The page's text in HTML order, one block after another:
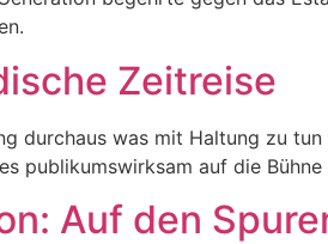
Zeitreise
durchaus was mit Haltung zu
publikumswirksam auf die Bühne
Auf den